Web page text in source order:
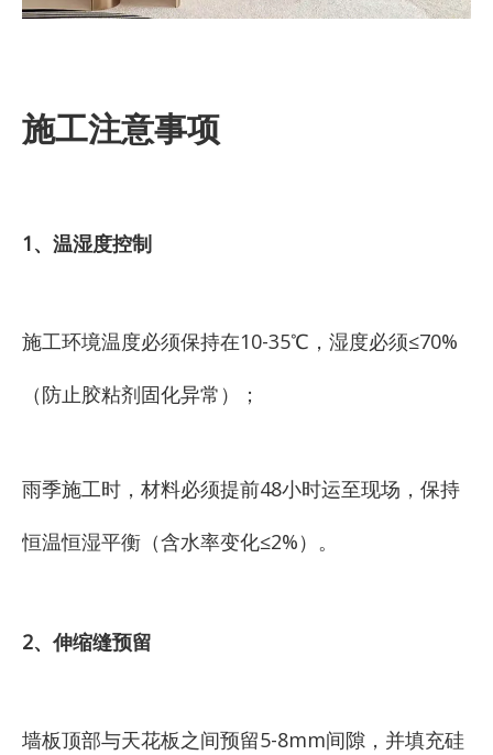
施工注意事项
1、温湿度控制
施工环境温度必须保持在10-35℃，湿度必须≤70%
（防止胶粘剂固化异常）；
雨季施工时，材料必须提前48小时运至现场，保持
恒温恒湿平衡（含水率变化≤2%）。
2、伸缩缝预留
墙板顶部与天花板之间预留5-8mm间隙，并填充硅